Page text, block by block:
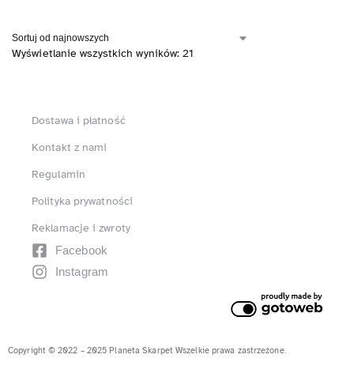
Wyświetlanie wszystkich wyników: 21
Dostawa i płatność
Kontakt z nami
Regulamin
Polityka prywatności
Reklamacje i zwroty
Facebook
Instagram
Copyright © 2022 – 2025 Planeta Skarpet Wszelkie prawa zastrzeżone.